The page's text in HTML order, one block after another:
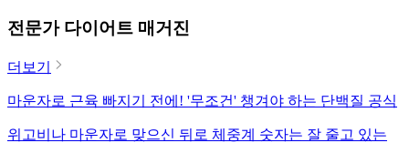
전문가 다이어트 매거진
더보기
마운자로 근육 빠지기 전에! '무조건' 챙겨야 하는 단백질 공식
위고비나 마운자로 맞으신 뒤로 체중계 숫자는 잘 줄고 있는